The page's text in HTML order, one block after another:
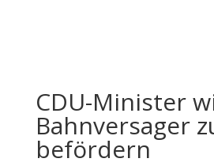
CDU-Minister
Bahnversager
befördern